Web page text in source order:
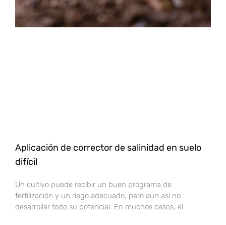
Aplicación de corrector de salinidad en suelo
difícil
Un cultivo puede recibir un buen programa de
fertilización y un riego adecuado, pero aun así no
desarrollar todo su potencial. En muchos casos, el